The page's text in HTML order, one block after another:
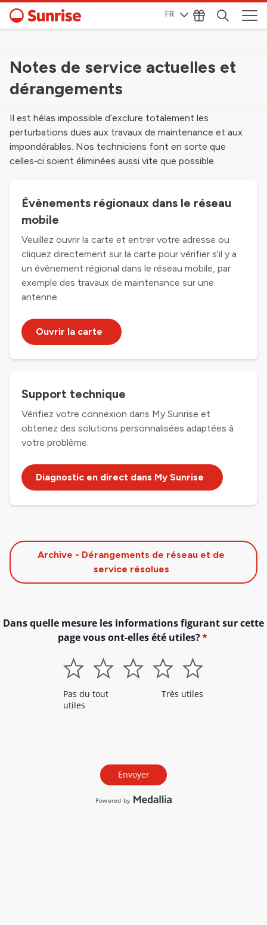
FR
Notes de service actuelles et
dérangements
Il est hélas impossible d’exclure totalement les
perturbations dues aux travaux de maintenance et aux
impondérables. Nos techniciens font en sorte que
celles‑ci soient éliminées aussi vite que possible.
Évènements régionaux dans le réseau
mobile
Veuillez ouvrir la carte et entrer votre adresse ou
cliquez directement sur la carte pour vérifier s'il y a
un évènement régional dans le réseau mobile, par
exemple des travaux de maintenance sur une
antenne.
Ouvrir la carte
Support technique
Vérifiez votre connexion dans My Sunrise et
obtenez des solutions personnalisées adaptées à
votre problème.
Diagnostic en direct dans My Sunrise
Archive - Dérangements de réseau et de
service résolues